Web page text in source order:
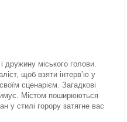
міського голови.
щоб взяти інтерв’ю у
сценарієм. Загадкові
Містом поширюються
у стилі горору затягне вас